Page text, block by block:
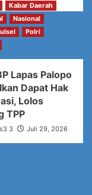
Kabar Daerah
Nasional
Polri
Lapas Palopo
Dapat Hak
Lolos
TPP
3 Juli 29, 2026